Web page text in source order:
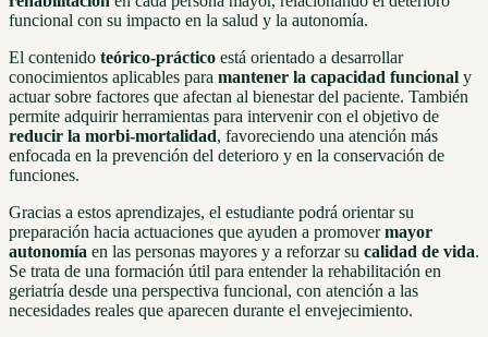
funcional con su impacto en la salud y la autonomía.
El contenido teórico-práctico está orientado a desarrollar
conocimientos aplicables para mantener la capacidad funcional y
actuar sobre factores que afectan al bienestar del paciente. También
permite adquirir herramientas para intervenir con el objetivo de
reducir la morbi-mortalidad, favoreciendo una atención más
enfocada en la prevención del deterioro y en la conservación de
funciones.
Gracias a estos aprendizajes, el estudiante podrá orientar su
preparación hacia actuaciones que ayuden a promovermayor
autonomía en las personas mayores y a reforzar su calidad de vida.
Se trata de una formación útil para entender la rehabilitación en
geriatría desde una perspectiva funcional, con atención a las
necesidades reales que aparecen durante el envejecimiento.